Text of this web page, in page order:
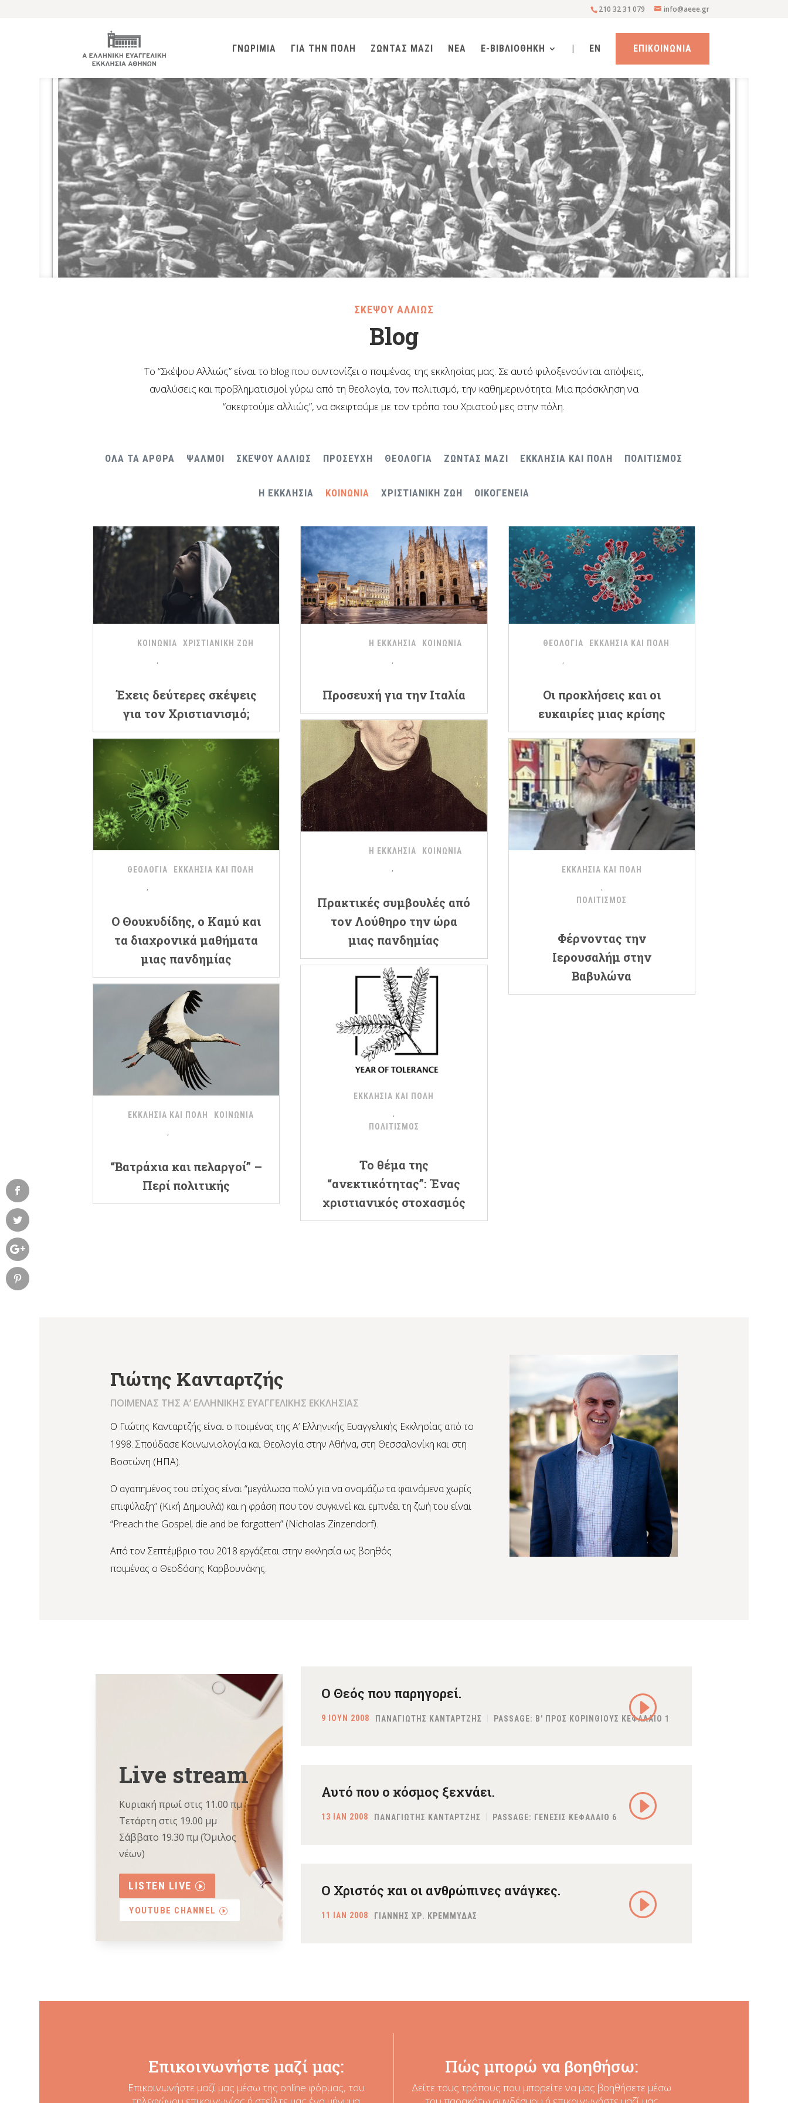
210 32 31 079 info@aeee.gr
ΓΝΩΡΙΜΙΑ ΓΙΑ ΤΗΝ ΠΟΛΗ ΖΩΝΤΑΣ ΜΑΖΙ ΝΕΑ E-ΒΙΒΛΙΟΘΗΚΗ | EN ΕΠΙΚΟΙΝΩΝΙΑ
ΣΚΕΨΟΥ ΑΛΛΙΩΣ
Blog
Το “Σκέψου Αλλιώς” είναι το blog που συντονίζει ο ποιμένας της εκκλησίας μας. Σε αυτό φιλοξενούνται απόψεις,
αναλύσεις και προβληματισμοί γύρω από τη θεολογία, τον πολιτισμό, την καθημερινότητα. Μια πρόσκληση να
“σκεφτούμε αλλιώς”, να σκεφτούμε με τον τρόπο του Χριστού μες στην πόλη.
ΟΛΑ ΤΑ ΑΡΘΡΑ ΨΑΛΜΟΙ ΣΚΕΨΟΥ ΑΛΛΙΩΣ ΠΡΟΣΕΥΧΗ ΘΕΟΛΟΓΙΑ ΖΩΝΤΑΣ ΜΑΖΙ ΕΚΚΛΗΣΙΑ ΚΑΙ ΠΟΛΗ ΠΟΛΙΤΙΣΜΟΣ
Η ΕΚΚΛΗΣΙΑ ΚΟΙΝΩΝΙΑ ΧΡΙΣΤΙΑΝΙΚΗ ΖΩΗ ΟΙΚΟΓΕΝΕΙΑ
ΚΟΙΝΩΝΙΑ ΧΡΙΣΤΙΑΝΙΚΗ ΖΩΗ
Έχεις δεύτερες σκέψεις
για τον Χριστιανισμό;
Η ΕΚΚΛΗΣΙΑ ΚΟΙΝΩΝΙΑ
Προσευχή για την Ιταλία
ΘΕΟΛΟΓΙΑ ΕΚΚΛΗΣΙΑ ΚΑΙ ΠΟΛΗ
Oι προκλήσεις και οι
ευκαιρίες μιας κρίσης
Η ΕΚΚΛΗΣΙΑ ΚΟΙΝΩΝΙΑ
Πρακτικές συμβουλές από
τον Λούθηρο την ώρα
μιας πανδημίας
ΘΕΟΛΟΓΙΑ ΕΚΚΛΗΣΙΑ ΚΑΙ ΠΟΛΗ
Ο Θουκυδίδης, ο Καμύ και
τα διαχρονικά μαθήματα
μιας πανδημίας
ΕΚΚΛΗΣΙΑ ΚΑΙ ΠΟΛΗ
ΠΟΛΙΤΙΣΜΟΣ
Φέρνοντας την
Ιερουσαλήμ στην
Βαβυλώνα
ΕΚΚΛΗΣΙΑ ΚΑΙ ΠΟΛΗ
ΠΟΛΙΤΙΣΜΟΣ
Το θέμα της
“ανεκτικότητας”: Ένας
χριστιανικός στοχασμός
ΕΚΚΛΗΣΙΑ ΚΑΙ ΠΟΛΗ ΚΟΙΝΩΝΙΑ
“Βατράχια και πελαργοί” –
Περί πολιτικής
Γιώτης Κανταρτζής
ΠΟΙΜΕΝΑΣ ΤΗΣ Α’ ΕΛΛΗΝΙΚΗΣ ΕΥΑΓΓΕΛΙΚΗΣ ΕΚΚΛΗΣΙΑΣ
Ο Γιώτης Κανταρτζής είναι ο ποιμένας της Α’ Ελληνικής Ευαγγελικής Εκκλησίας από το
1998. Σπούδασε Κοινωνιολογία και Θεολογία στην Αθήνα, στη Θεσσαλονίκη και στη
Βοστώνη (ΗΠΑ).
Ο αγαπημένος του στίχος είναι “μεγάλωσα πολύ για να ονομάζω τα φαινόμενα χωρίς
επιφύλαξη” (Κική Δημουλά) και η φράση που τον συγκινεί και εμπνέει τη ζωή του είναι
“Preach the Gospel, die and be forgotten” (Nicholas Zinzendorf).
Από τον Σεπτέμβριο του 2018 εργάζεται στην εκκλησία ως βοηθός
ποιμένας ο Θεοδόσης Καρβουνάκης.
Live stream
Κυριακή πρωί στις 11.00 πμ
Τετάρτη στις 19.00 μμ
Σάββατο 19.30 πμ (Όμιλος
νέων)
LISTEN LIVE
YOUTUBE CHANNEL
Ο Θεός που παρηγορεί.
9 ΙΟΥΝ 2008 ΠΑΝΑΓΙΩΤΗΣ ΚΑΝΤΑΡΤΖΗΣ PASSAGE: Β' ΠΡΟΣ ΚΟΡΙΝΘΙΟΥΣ ΚΕΦΑΛΑΙΟ 1
Αυτό που ο κόσμος ξεχνάει.
13 ΙΑΝ 2008 ΠΑΝΑΓΙΩΤΗΣ ΚΑΝΤΑΡΤΖΗΣ PASSAGE: ΓΕΝΕΣΙΣ ΚΕΦΑΛΑΙΟ 6
Ο Χριστός και οι ανθρώπινες ανάγκες.
11 ΙΑΝ 2008 ΓΙΑΝΝΗΣ ΧΡ. ΚΡΕΜΜΥΔΑΣ
Επικοινωνήστε μαζί μας:
Επικοινωνήστε μαζί μας μέσω της online φόρμας, του
Πώς μπορώ να βοηθήσω:
Δείτε τους τρόπους που μπορείτε να μας βοηθήσετε μέσω